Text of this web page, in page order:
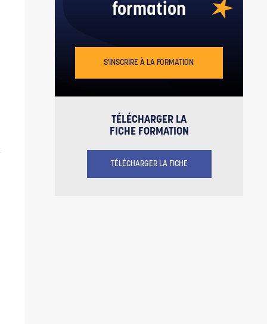
formation
S'INSCRIRE À LA FORMATION
OUI NON
TÉLÉCHARGER LA
FICHE FORMATION
TÉLÉCHARGER LA FICHE